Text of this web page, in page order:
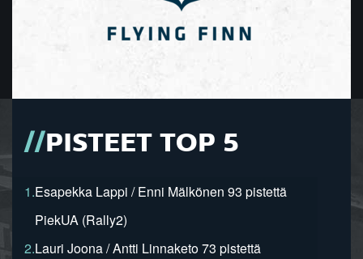
PISTEET TOP 5
1.Esapekka Lappi / Enni Mälkönen 93 pistettä
PiekUA (Rally2)
2.Lauri Joona / Antti Linnaketo 73 pistettä